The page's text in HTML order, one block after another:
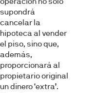
supondrá
cancelar la
hipoteca al vender
el piso, sino que,
además,
proporcionará al
propietario original
un dinero ‘extra’.